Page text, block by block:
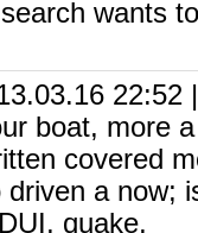
wants
22:52 |
boat, more
covered
a now;
quake,